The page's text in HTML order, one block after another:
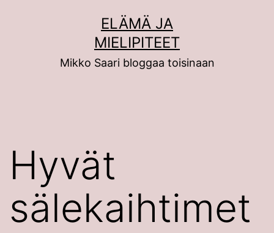
ELÄMÄ JA
MIELIPITEET
Mikko Saari bloggaa toisinaan
Hyvät
sälekaihtimet